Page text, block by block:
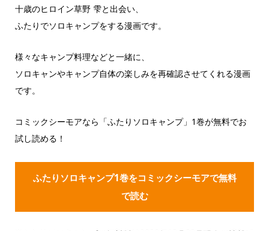
十歳のヒロイン草野 雫と出会い、
ふたりでソロキャンプをする漫画です。
様々なキャンプ料理などと一緒に、
ソロキャンやキャンプ自体の楽しみを再確認させてくれる漫画
です。
コミックシーモアなら「ふたりソロキャンプ」1巻が無料でお
試し読める！
ふたりソロキャンプ1巻をコミックシーモアで無料
で読む